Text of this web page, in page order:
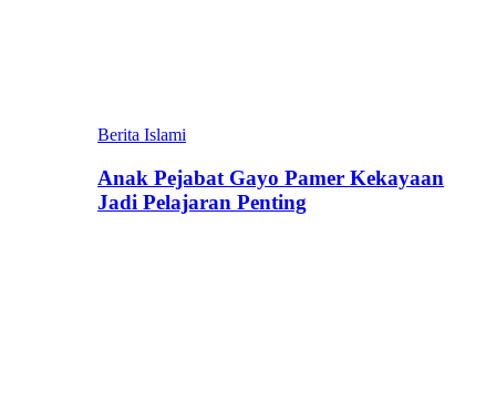
Berita Islami
Anak Pejabat Gayo Pamer Kekayaan
Jadi Pelajaran Penting